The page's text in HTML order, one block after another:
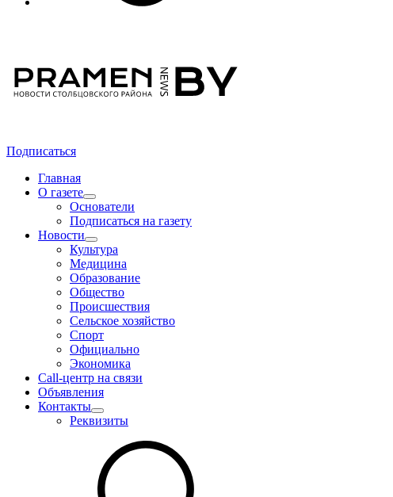
Подписаться
Главная
О газете
Основатели
Подписаться на газету
Новости
Культура
Медицина
Образование
Общество
Происшествия
Сельское хозяйство
Спорт
Официально
Экономика
Call-центр на связи
Объявления
Контакты
Реквизиты